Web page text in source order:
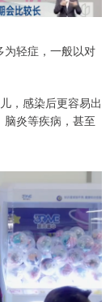
为轻症，一般以对
，感染后更容易出
炎等疾病，甚至